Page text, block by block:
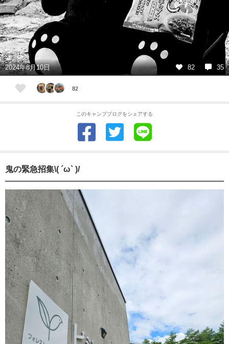
2024年8月10日 82 35
82
このキャンプブログをシェアする
鬼の緊急招集\( ´ω` )/